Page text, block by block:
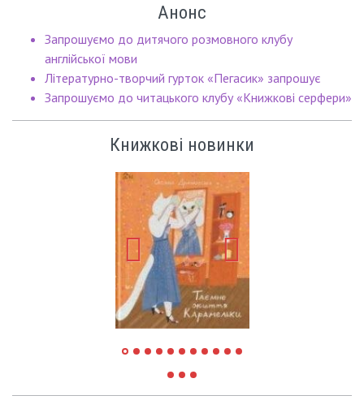
Анонс
Запрошуємо до дитячого розмовного клубу
англійської мови
Літературно-творчий гурток «Пегасик» запрошує
Запрошуємо до читацького клубу «Книжкові серфери»
Книжкові новинки